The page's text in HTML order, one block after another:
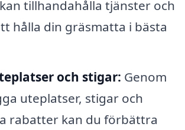
tillhandahålla tjänster och
hålla din gräsmatta i bästa
och stigar: Genom
uteplatser, stigar och
rabatter kan du förbättra